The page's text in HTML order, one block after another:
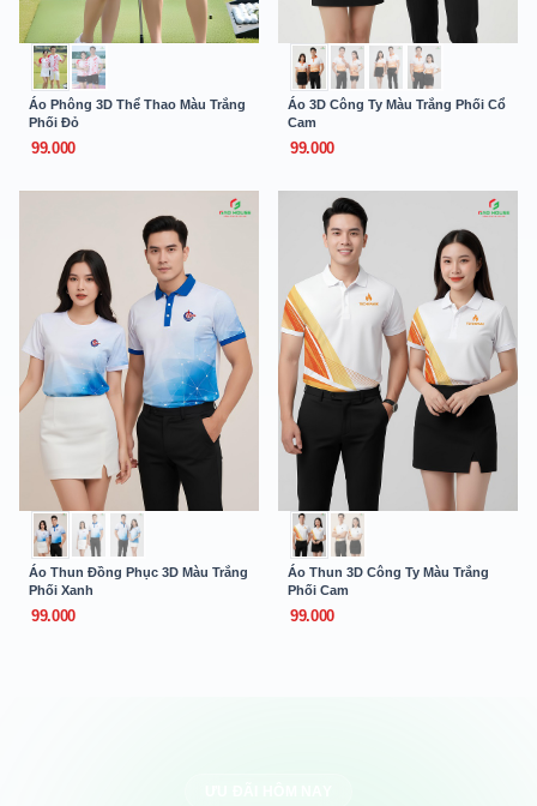
Áo Phông 3D Thể Thao Màu Trắng
Phối Đỏ
99.000
Áo 3D Công Ty Màu Trắng Phối Cổ
Cam
99.000
Áo Thun Đồng Phục 3D Màu Trắng
Phối Xanh
99.000
Áo Thun 3D Công Ty Màu Trắng
Phối Cam
99.000